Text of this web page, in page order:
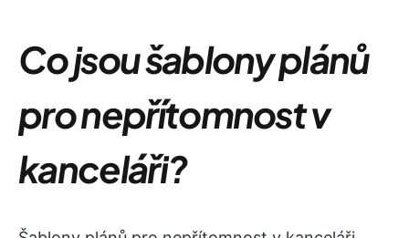
Co jsou šablony plánů
pro nepřítomnost v
kanceláři?